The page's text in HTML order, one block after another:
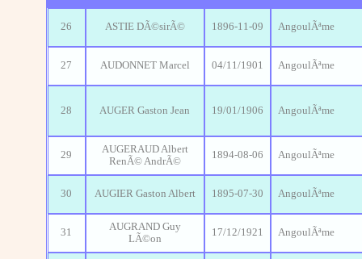
26 ASTIE DÃ©sirÃ© 1896-11-09 AngoulÃªme
27 AUDONNET Marcel 04/11/1901 AngoulÃªme
28 AUGER Gaston Jean 19/01/1906 AngoulÃªme
29
AUGERAUD Albert
RenÃ© AndrÃ©
1894-08-06 AngoulÃªme
30 AUGIER Gaston Albert 1895-07-30 AngoulÃªme
31
AUGRAND Guy
LÃ©on
17/12/1921 AngoulÃªme